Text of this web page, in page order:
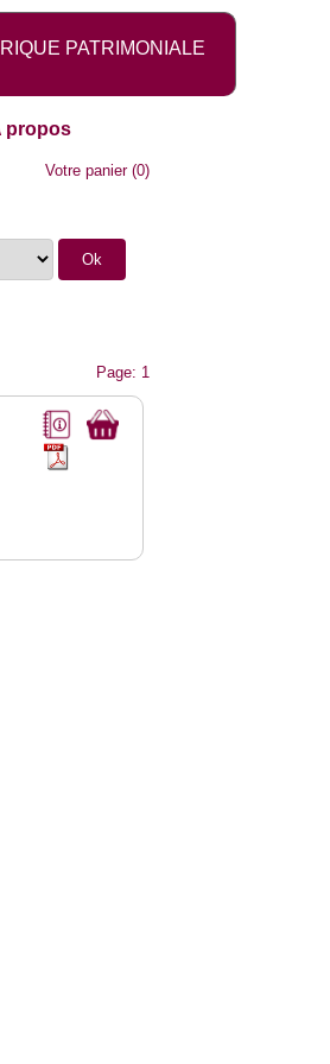
PATRIMONIALE
propos
Votre panier(0)
Page: 1